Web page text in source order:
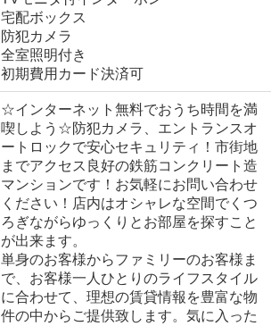
宅配ボックス
防犯カメラ
全室照明付き
初期費用カード決済可
☆インターネット無料でおうち時間を満
喫しよう☆防犯カメラ、エントランスオ
ートロックで安心セキュリティ！市街地
までアクセス良好の鉄筋コンクリート造
マンションです！お気軽にお問い合わせ
ください！店内はオシャレな空間でくつ
ろぎながらゆっくりとお部屋を探すこと
が出来ます。
単身のお客様からファミリーのお客様ま
で、お客様一人ひとりのライフスタイル
に合わせて、理想の賃貸情報を豊富な物
件の中からご提供致します。気に入った